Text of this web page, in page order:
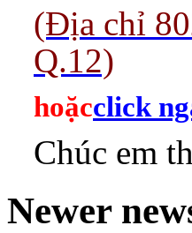
(Địa chỉ
Q.12)
hoặcclick
Chúc em
Newer